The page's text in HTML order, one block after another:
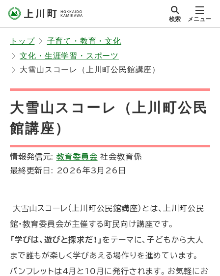
北海道上川町
Hokkaido Kamikawa
Twon
サイト内
検索 メニュー
トップ
子育て・教育・文化
文化・生涯学習・スポーツ
大雪山スコーレ（上川町公民館講座）
大雪山スコーレ（上川町公民
館講座）
情報発信元: 教育委員会 社会教育係
最終更新日:
2026年3月26日
大雪山スコーレ（上川町公民館講座）とは、上川町公民
館・教育委員会が主催する町民向け講座です。
「学びは、遊びと探求だ！」 をテーマに、子どもから大人
まで誰もが楽しく学びあえる場作りを進めています。
パンフレットは4月と10月に発行されます。お気軽にお